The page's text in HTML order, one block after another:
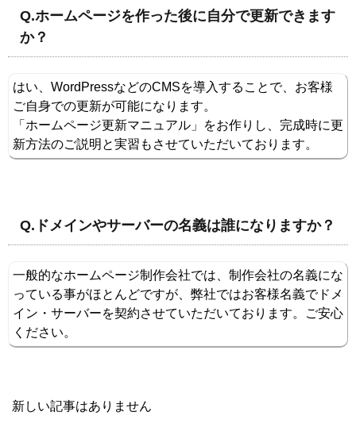
Q.ホームページを作った後に自分で更新できます
か？
はい、WordPressなどのCMSを導入することで、お客様
ご自身での更新が可能になります。
「ホームページ更新マニュアル」をお作りし、完成時に更
新方法のご説明と実習もさせていただいております。
Q.ドメインやサーバーの名義は誰になりますか？
一般的なホームページ制作会社では、制作会社の名義にな
っている事がほとんどですが、弊社ではお客様名義でドメ
イン・サーバーを契約させていただいております。ご安心
ください。
新しい記事はありません